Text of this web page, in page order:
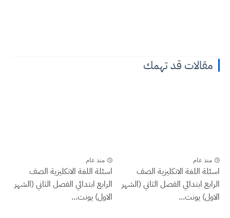
مقالات قد تهمك
منذ عام
اسئلة اللغة الانكليزية الصف
الرابع ابتدائي الفصل الثاني (الشهر
الاول) يونت...
منذ عام
اسئلة اللغة الانكليزية الصف
الرابع ابتدائي الفصل الثاني (الشهر
الاول) يونت...